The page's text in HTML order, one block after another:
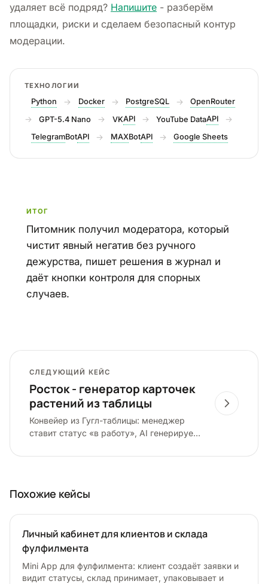
удаляет всё подряд? Напишите - разберём
площадки, риски и сделаем безопасный контур
модерации.
ТЕХНОЛОГИИ
Python → Docker → PostgreSQL → OpenRouter
→ GPT-5.4 Nano → VKAPI → YouTube DataAPI →
TelegramBotAPI → MAXBotAPI → Google Sheets
ИТОГ
Питомник получил модератора, который
чистит явный негатив без ручного
дежурства, пишет решения в журнал и
даёт кнопки контроля для спорных
случаев.
СЛЕДУЮЩИЙ КЕЙС
Росток - генератор карточек
растений из таблицы
Конвейер из Гугл-таблицы: менеджер
ставит статус «в работу», AI генерирует
Диск, а ссылка и цена возвращаются в
Похожие кейсы
Личный кабинет для клиентов и склада
фулфилмента
Mini App для фулфилмента: клиент создаёт заявки и
видит статусы, склад принимает, упаковывает и